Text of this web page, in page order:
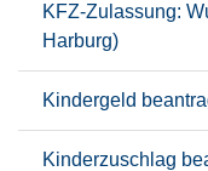
KFZ-Zulassung:
Harburg)
Kindergeld
Kinderzuschlag